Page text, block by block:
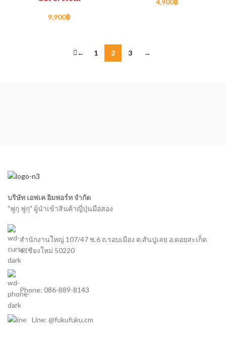
9,900฿
← 1 2 3 →
บริษัท เอฟเค อิมพอร์ท จำกัด
"ฟูกุ ฟูกุ" ผู้นำเข้าสินค้าญี่ปุ่นมือสอง
สำนักงานใหญ่ 107/47 ซ.6 ถ.รอบเมือง ต.สันปูเลย อ.ดอยสะเก็ด
จ.เชียงใหม่ 50220
Phone: 086-889-8143
Line: @fukufuku.cm